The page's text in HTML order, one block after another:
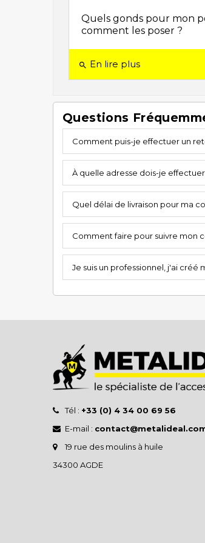
Quels gonds pour mon
comment les poser ?
search En lire plus
Questions
Comment puis-je effectuer un
À quelle adresse dois-je
Quel délai de livraison pour ma
Comment faire pour suivre mon
Je suis un professionnel, j'ai créé
Tél : +33 (0) 4 34 00 69 56
E-mail :
19 rue des moulins à huile
34300 AGDE